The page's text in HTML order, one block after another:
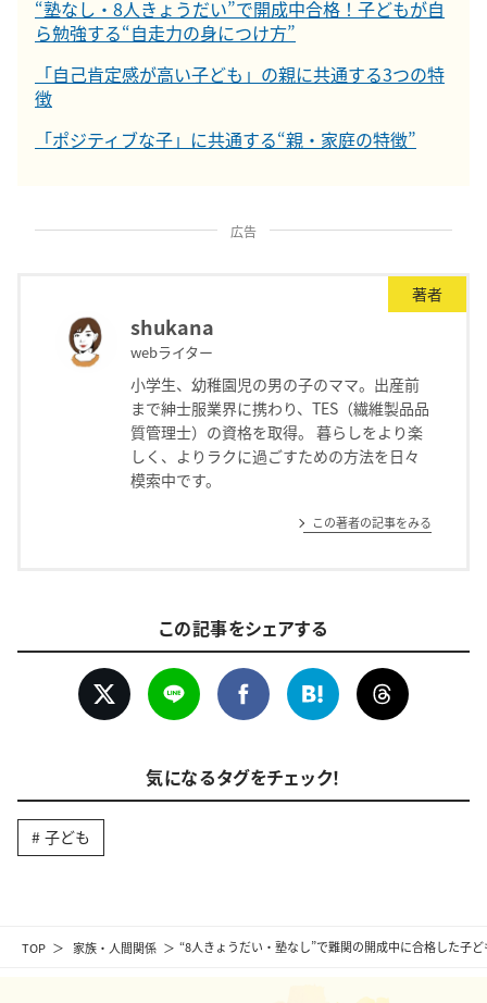
TOP 家族・人間関係 “8人きょうだい・塾なし”で難関の開成中に合格した子
“塾なし・8人きょうだい”で開成中合格！子どもが自
ら勉強する“自走力の身につけ方”
「自己肯定感が高い子ども」の親に共通する3つの特
徴
「ポジティブな子」に共通する“親・家庭の特徴”
広告
著者
shukana
webライター
小学生、幼稚園児の男の子のママ。出産前
まで紳士服業界に携わり、TES（繊維製品品
質管理士）の資格を取得。 暮らしをより楽
しく、よりラクに過ごすための方法を日々
模索中です。
この著者の記事をみる
この記事をシェアする
気になるタグをチェック！
子ども